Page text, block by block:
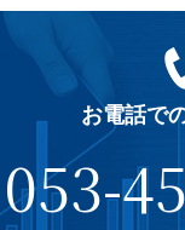
お電話で
053-